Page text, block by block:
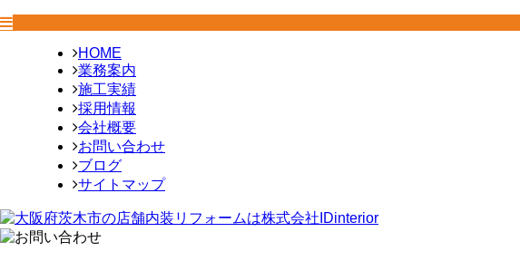
HOME
業務案内
施工実績
採用情報
会社概要
お問い合わせ
ブログ
サイトマップ